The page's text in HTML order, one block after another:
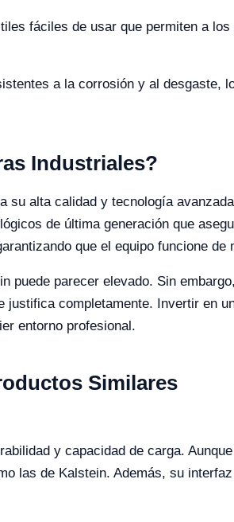
fáciles de usar que permiten a
a la corrosión y al desgaste,
Industriales?
su alta calidad y tecnología
de última generación que
que el equipo funcione de
puede parecer elevado. Sin
completamente. Invertir en
entorno profesional.
Similares
y capacidad de carga.
las de Kalstein. Además, su